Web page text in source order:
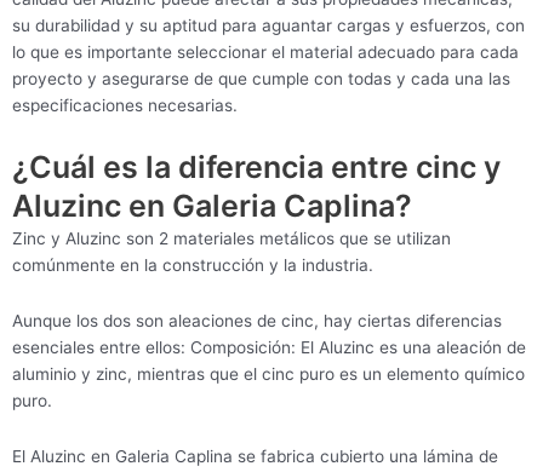
su durabilidad y su aptitud para aguantar cargas y esfuerzos, con
lo que es importante seleccionar el material adecuado para cada
proyecto y asegurarse de que cumple con todas y cada una las
especificaciones necesarias.
¿Cuál es la diferencia entre cinc y
Aluzinc en Galeria Caplina?
Zinc y Aluzinc son 2 materiales metálicos que se utilizan
comúnmente en la construcción y la industria.
Aunque los dos son aleaciones de cinc, hay ciertas diferencias
esenciales entre ellos: Composición: El Aluzinc es una aleación de
aluminio y zinc, mientras que el cinc puro es un elemento químico
puro.
El Aluzinc en Galeria Caplina se fabrica cubierto una lámina de